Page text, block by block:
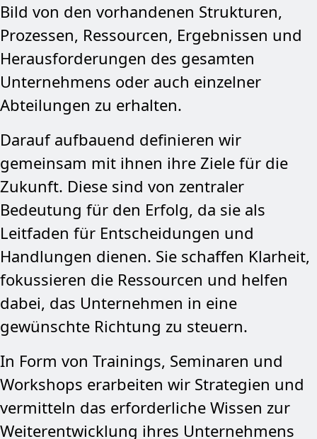
Bild von den vorhandenen Strukturen,
Prozessen, Ressourcen, Ergebnissen und
Herausforderungen des gesamten
Unternehmens oder auch einzelner
Abteilungen zu erhalten.
Darauf aufbauend definieren wir
gemeinsam mit ihnen ihre Ziele für die
Zukunft. Diese sind von zentraler
Bedeutung für den Erfolg, da sie als
Leitfaden für Entscheidungen und
Handlungen dienen. Sie schaffen Klarheit,
fokussieren die Ressourcen und helfen
dabei, das Unternehmen in eine
gewünschte Richtung zu steuern.
In Form von Trainings, Seminaren und
Workshops erarbeiten wir Strategien und
vermitteln das erforderliche Wissen zur
Weiterentwicklung ihres Unternehmens